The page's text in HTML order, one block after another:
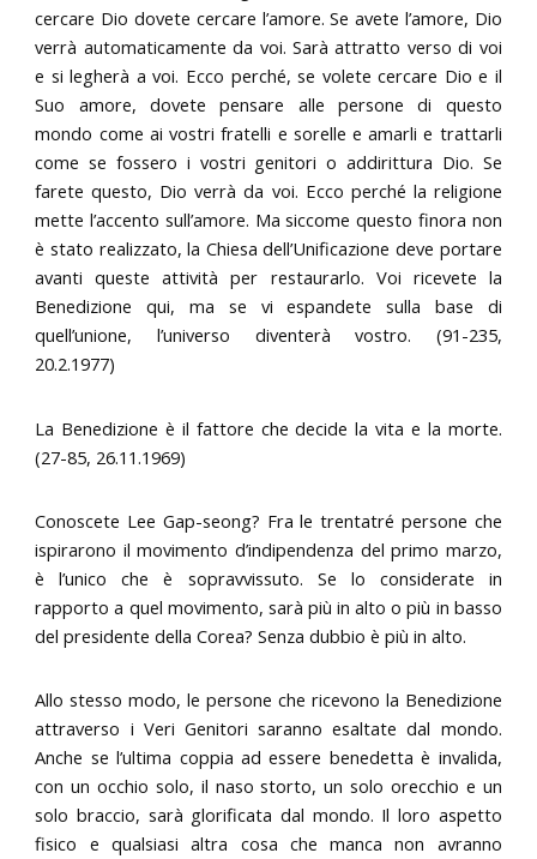
cercare Dio dovete cercare l’amore. Se avete l’amore, Dio
verrà automaticamente da voi. Sarà attratto verso di voi
e si legherà a voi. Ecco perché, se volete cercare Dio e il
Suo amore, dovete pensare alle persone di questo
mondo come ai vostri fratelli e sorelle e amarli e trattarli
come se fossero i vostri genitori o addirittura Dio. Se
farete questo, Dio verrà da voi. Ecco perché la religione
mette l’accento sull’amore. Ma siccome questo finora non
è stato realizzato, la Chiesa dell’Unificazione deve portare
avanti queste attività per restaurarlo. Voi ricevete la
Benedizione qui, ma se vi espandete sulla base di
quell’unione, l’universo diventerà vostro. (91-235,
20.2.1977)
La Benedizione è il fattore che decide la vita e la morte.
(27-85, 26.11.1969)
Conoscete Lee Gap-seong? Fra le trentatré persone che
ispirarono il movimento d’indipendenza del primo marzo,
è l’unico che è sopravvissuto. Se lo considerate in
rapporto a quel movimento, sarà più in alto o più in basso
del presidente della Corea? Senza dubbio è più in alto.
Allo stesso modo, le persone che ricevono la Benedizione
attraverso i Veri Genitori saranno esaltate dal mondo.
Anche se l’ultima coppia ad essere benedetta è invalida,
con un occhio solo, il naso storto, un solo orecchio e un
solo braccio, sarà glorificata dal mondo. Il loro aspetto
fisico e qualsiasi altra cosa che manca non avranno